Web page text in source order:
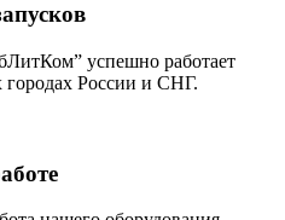
успешно работает
городах России и СНГ.